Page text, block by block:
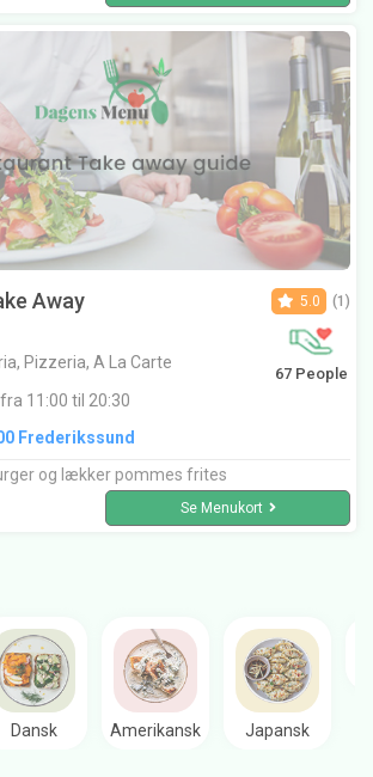
Away
Pizzeria, A La Carte
11:00 til 20:30
5.0 (1)
67 People
Frederikssund
og lækker pommes frites
Se Menukort
Dansk Amerikansk Japansk